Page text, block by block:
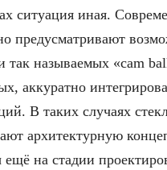
ситуация иная.
предусматривают
так называемых «cam
аккуратно
В таких случаях
архитектурную
ещё на стадии